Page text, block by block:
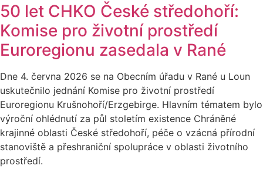
50 let CHKO České středohoří:
Komise pro životní prostředí
Euroregionu zasedala v Rané
Dne 4. června 2026 se na Obecním úřadu v Rané u Loun
uskutečnilo jednání Komise pro životní prostředí
Euroregionu Krušnohoří/Erzgebirge. Hlavním tématem bylo
výroční ohlédnutí za půl stoletím existence Chráněné
krajinné oblasti České středohoří, péče o vzácná přírodní
stanoviště a přeshraniční spolupráce v oblasti životního
prostředí.